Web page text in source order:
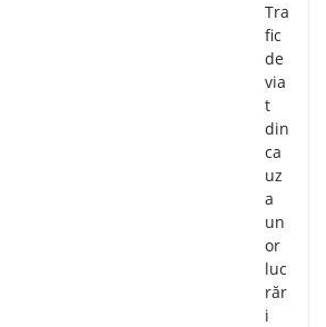
Tra
fic
de
via
t
din
ca
uz
a
un
or
luc
răr
i